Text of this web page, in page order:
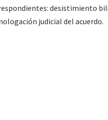
desistimiento
judicial del acuerdo.